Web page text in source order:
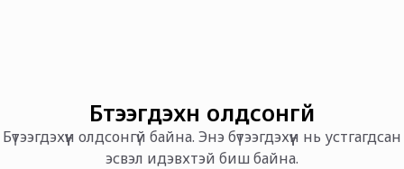
Бүтээгдэхүүн олдсонгүй
Бүтээгдэхүүн олдсонгүй байна. Энэ бүтээгдэхүүн нь устгагдсан
эсвэл идэвхтэй биш байна.